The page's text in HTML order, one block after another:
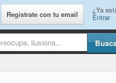
Regístrate con tu email ¿Ya
Entrar